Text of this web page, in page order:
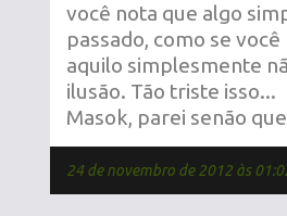
você nota que algo
passado, como se
aquilo simplesmente
ilusão. Tão triste isso...
Masok, parei senão
24 de novembro de 2012 às